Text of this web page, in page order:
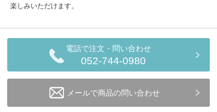
お気に入りリスト
新規会員登録
会員ランクについて
楽しみいただけます。
電話で注文・問い合わせ
052-744-0980
メールで商品の問い合わせ